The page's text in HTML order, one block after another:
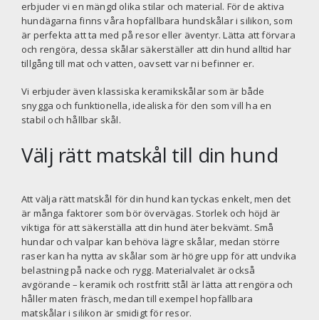
erbjuder vi en mängd olika stilar och material. För de aktiva
hundägarna finns våra hopfällbara hundskålar i silikon, som
är perfekta att ta med på resor eller äventyr. Lätta att förvara
och rengöra, dessa skålar säkerställer att din hund alltid har
tillgång till mat och vatten, oavsett var ni befinner er.
Vi erbjuder även klassiska keramikskålar som är både
snygga och funktionella, idealiska för den som vill ha en
stabil och hållbar skål.
Välj rätt matskål till din hund
Att välja rätt matskål för din hund kan tyckas enkelt, men det
är många faktorer som bör övervägas. Storlek och höjd är
viktiga för att säkerställa att din hund äter bekvämt. Små
hundar och valpar kan behöva lägre skålar, medan större
raser kan ha nytta av skålar som är högre upp för att undvika
belastning på nacke och rygg. Materialvalet är också
avgörande – keramik och rostfritt stål är lätta att rengöra och
håller maten fräsch, medan till exempel hopfällbara
matskålar i silikon är smidigt för resor.